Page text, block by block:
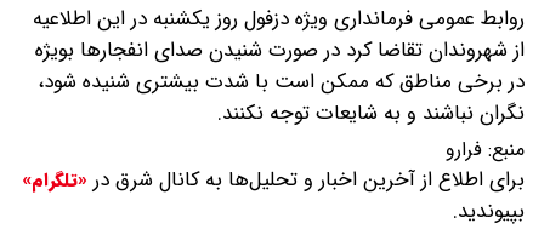
روابط عمومی فرمانداری ویژه دزفول روز یکشنبه در این اطلاعیه‌
از شهروندان تقاضا کرد در صورت شنیدن صدای انفجارها بویژه
در برخی مناطق که ممکن است با شدت بیشتری شنیده شود،
نگران نباشند و به شایعات توجه نکنند.
منبع: فرارو
برای اطلاع از آخرین اخبار و تحلیل‌ها به کانال شرق در «تلگرام»
بپیوندید.